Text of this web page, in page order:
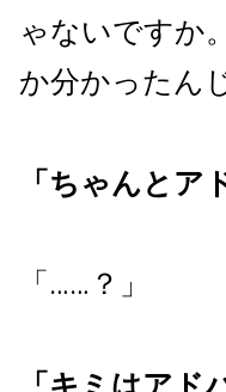
ゃないですか
か分かったん
「ちゃんとア
「……？」
「キミはア